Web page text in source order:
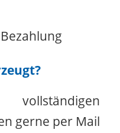
gerne per Mail